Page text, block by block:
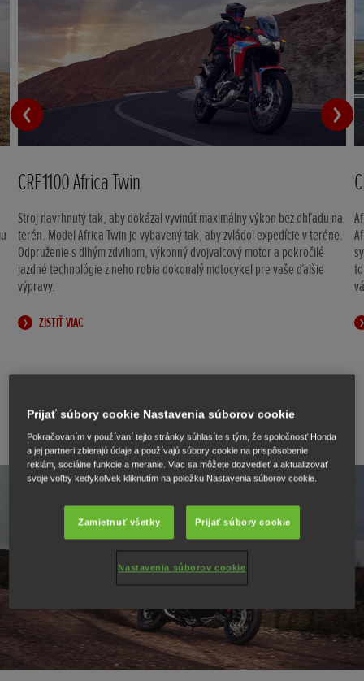
CRF1100 Africa Twin
Stroj navrhnutý tak, aby dokázal vyvinúť maximálny výkon bez ohľadu na
terén. Model Africa Twin je vybavený tak, aby zvládol expedície v teréne.
Odpruženie s dlhým zdvihom, výkonný dvojvalcový motor a pokročilé
jazdné technológie z neho robia dokonalý motocykel pre vaše ďalšie
výpravy.
ZISTIŤ VIAC
Prijať súbory cookie Nastavenia súborov cookie
Pokračovaním v používaní tejto stránky súhlasíte s tým, že spoločnosť Honda
a jej partneri zbierajú údaje a používajú súbory cookie na prispôsobenie
reklám, sociálne funkcie a meranie. Viac sa môžete dozvedieť a aktualizovať
svoje voľby kedykoľvek kliknutím na položku Nastavenia súborov cookie.
Zamietnuť všetky Prijať súbory cookie
Nastavenia súborov cookie